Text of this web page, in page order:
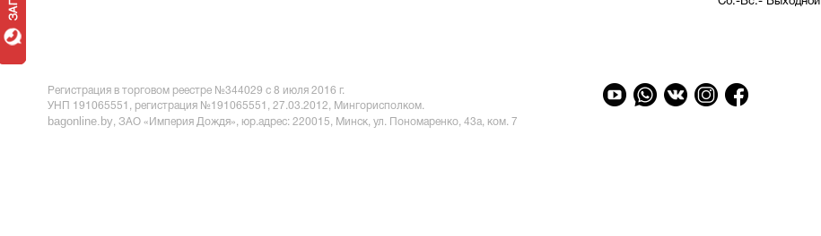
Регистрация в торговом реестре №344029 с 8 июля 2016 г.
УНП 191065551, регистрация №191065551, 27.03.2012, Мингорисполком.
bagonline.by, ЗАО «Империя Дождя», юр.адрес: 220015, Минск, ул. Пономаренко, 43а, ком. 7